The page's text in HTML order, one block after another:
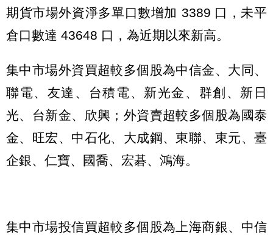
期貨市場外資淨多單口數增加 3389 口，未平
倉口數達 43648 口，為近期以來新高。
集中市場外資買超較多個股為中信金、大同、
聯電、友達、台積電、新光金、群創、新日
光、台新金、欣興；外資賣超較多個股為國泰
金、旺宏、中石化、大成鋼、東聯、東元、臺
企銀、仁寶、國喬、宏碁、鴻海。
集中市場投信買超較多個股為上海商銀、中信